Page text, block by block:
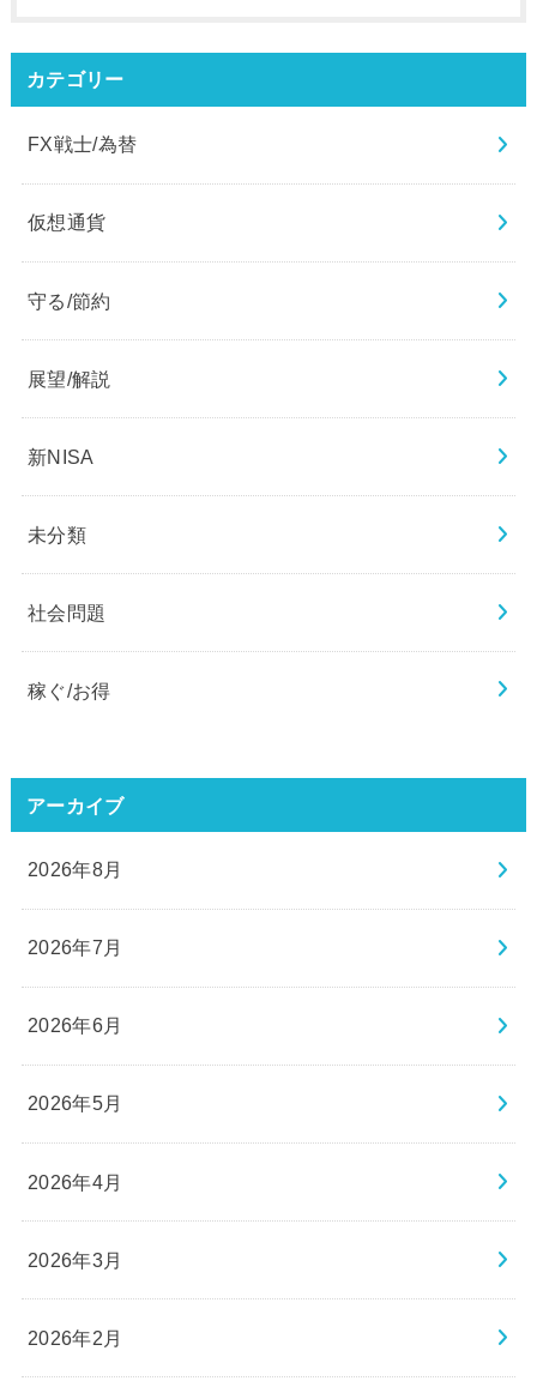
カテゴリー
FX戦士/為替
仮想通貨
守る/節約
展望/解説
新NISA
未分類
社会問題
稼ぐ/お得
アーカイブ
2026年8月
2026年7月
2026年6月
2026年5月
2026年4月
2026年3月
2026年2月